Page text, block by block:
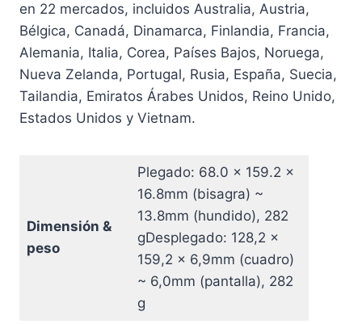
en 22 mercados, incluidos Australia, Austria,
Bélgica, Canadá, Dinamarca, Finlandia, Francia,
Alemania, Italia, Corea, Países Bajos, Noruega,
Nueva Zelanda, Portugal, Rusia, España, Suecia,
Tailandia, Emiratos Árabes Unidos, Reino Unido,
Estados Unidos y Vietnam.
Dimensión &
peso
Plegado: 68.0 x 159.2 x
16.8mm (bisagra) ~
13.8mm (hundido), 282
gDesplegado: 128,2 x
159,2 x 6,9mm (cuadro)
~ 6,0mm (pantalla), 282
g